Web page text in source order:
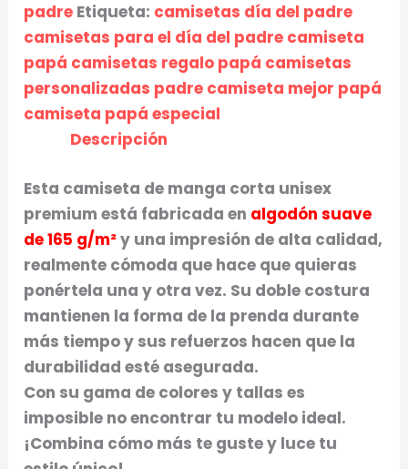
padre Etiqueta: camisetas día del padre
camisetas para el día del padre camiseta
papá camisetas regalo papá camisetas
personalizadas padre camiseta mejor papá
camiseta papá especial
Descripción
Esta camiseta de manga corta unisex
premium está fabricada en algodón suave
de 165 g/m²y una impresión de alta calidad,
realmente cómoda que hace que quieras
ponértela una y otra vez. Su doble costura
mantienen la forma de la prenda durante
más tiempo y sus refuerzos hacen que la
durabilidad esté asegurada.
Con su gama de colores y tallas es
imposible no encontrar tu modelo ideal.
¡Combina cómo más te guste y luce tu